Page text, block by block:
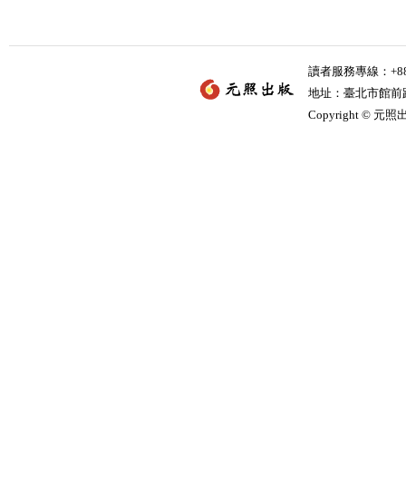
讀者服務專線：
地址：臺北市館
Copyright © 元照